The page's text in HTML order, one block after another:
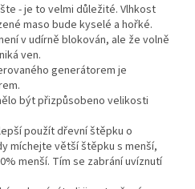
- je to velmi důležité. Vlhkost
maso bude kyselé a hořké.
v udírně blokován, ale že volně
ven.
generátorem je
být přizpůsobeno velikosti
použít dřevní štěpku o
míchejte větší štěpku s menší,
menší. Tím se zabrání uvíznutí